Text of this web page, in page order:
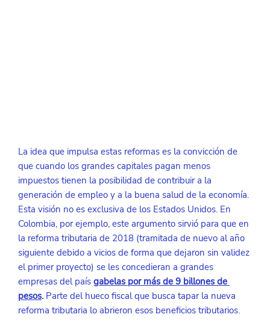
La idea que impulsa estas reformas es la convicción de
que cuando los grandes capitales pagan menos
impuestos tienen la posibilidad de contribuir a la
generación de empleo y a la buena salud de la economía.
Esta visión no es exclusiva de los Estados Unidos. En
Colombia, por ejemplo, este argumento sirvió para que en
la reforma tributaria de 2018 (tramitada de nuevo al año
siguiente debido a vicios de forma que dejaron sin validez
el primer proyecto) se les concedieran a grandes
empresas del país gabelas por más de 9 billones de
pesos. Parte del hueco fiscal que busca tapar la nueva
reforma tributaria lo abrieron esos beneficios tributarios.